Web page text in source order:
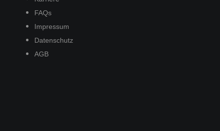
FAQs
Impressum
Datenschutz
AGB